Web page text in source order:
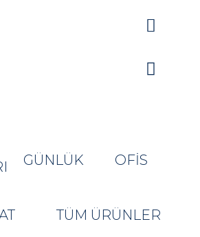


GÜNLÜK OFIS
TÜM ÜRÜNLER